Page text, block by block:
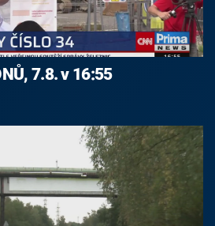
7.8. v 16:55